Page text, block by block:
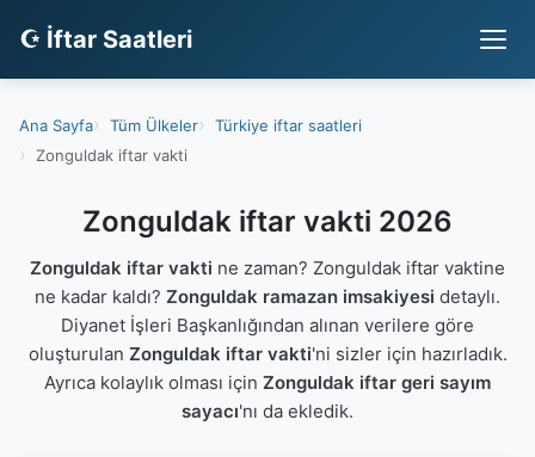
☪ İftar Saatleri
Ana Sayfa Tüm Ülkeler
Türkiye iftar saatleri
Zonguldak iftar vakti
Zonguldak iftar vakti 2026
Zonguldak iftar vakti ne zaman? Zonguldak iftar vaktine
ne kadar kaldı? Zonguldak ramazan imsakiyesi detaylı.
Diyanet İşleri Başkanlığından alınan verilere göre
oluşturulan Zonguldak iftar vakti'ni sizler için hazırladık.
Ayrıca kolaylık olması için Zonguldak iftar geri sayım
sayacı'nı da ekledik.